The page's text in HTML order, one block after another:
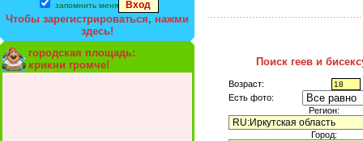
запомнить меня
Чтобы зарегистрироваться, нажми
здесь!
городская площадь:
крикни громче!
Поиск геев и
Возраст:
Есть фото:
Регион:
Город: